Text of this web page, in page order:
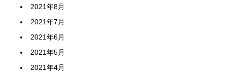
2021年8月
2021年7月
2021年6月
2021年5月
2021年4月